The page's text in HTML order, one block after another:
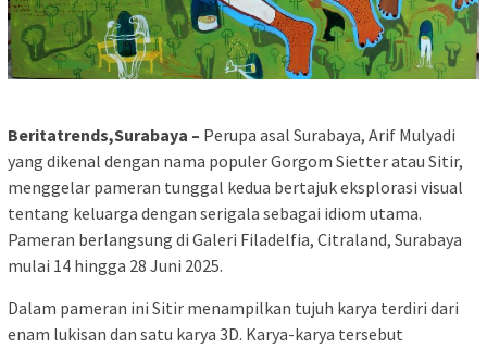
Beritatrends,Surabaya – Perupa asal Surabaya, Arif Mulyadi
yang dikenal dengan nama populer Gorgom Sietter atau Sitir,
menggelar pameran tunggal kedua bertajuk eksplorasi visual
tentang keluarga dengan serigala sebagai idiom utama.
Pameran berlangsung di Galeri Filadelfia, Citraland, Surabaya
mulai 14 hingga 28 Juni 2025.
Dalam pameran ini Sitir menampilkan tujuh karya terdiri dari
enam lukisan dan satu karya 3D. Karya-karya tersebut